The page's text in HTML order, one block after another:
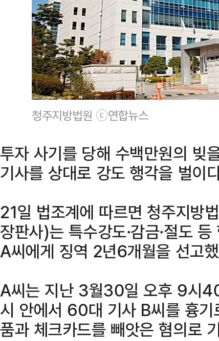
청주지방법원 ⓒ연합뉴스
투자 사기를 당해 수백만원의 빚
기사를 상대로 강도 행각을 벌이
21일 법조계에 따르면 청주지방
장판사)는 특수강도·감금·절도
A씨에게 징역 2년6개월을 선고
A씨는 지난 3월30일 오후 9시
시 안에서 60대 기사 B씨를 흉
품과 체크카드를 빼앗은 혐의로